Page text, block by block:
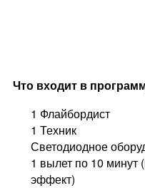
Что входит в
1 Флайбордист
1 Техник
Светодиодное
1 вылет по 10
эффект)